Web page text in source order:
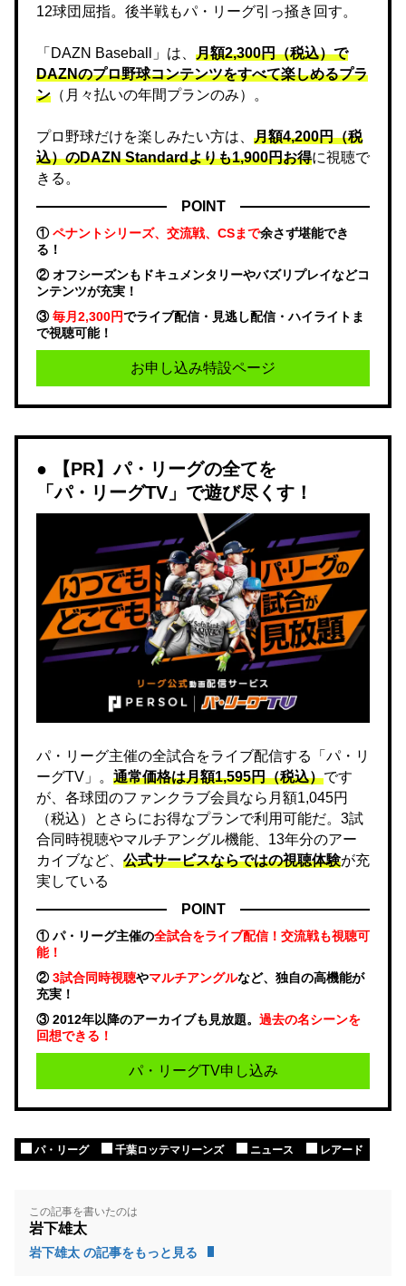
12球団屈指。後半戦もパ・リーグ引っ掻き回す。
「DAZN Baseball」は、 月額2,300円（税込）で
DAZNのプロ野球コンテンツをすべて楽しめるプラ
ン （月々払いの年間プランのみ）。
プロ野球だけを楽しみたい方は、 月額4,200円（税
込）のDAZN Standard​よりも1,900円お得に視聴で
きる。
POINT
①ペナントシリーズ、交流戦、CSまで余さず堪能でき
る！
② オフシーズンもドキュメンタリーやバズリプレイなどコ
ンテンツが充実！
③毎月2,300円でライブ配信・見逃し配信・ハイライトま
で視聴可能！
お申し込み特設ページ
【PR】パ・リーグの全てを
「パ・リーグTV」で遊び尽くす！
パ・リーグ主催の全試合をライブ配信する「パ・リ
ーグTV」。 通常価格は月額1,595円（税込）です
が、各球団のファンクラブ会員なら月額1,045円
（税込）とさらにお得なプランで利用可能だ。3試
合同時視聴やマルチアングル機能、13年分のアー
カイブなど、 公式サービスならではの視聴体験が充
実している
POINT
① パ・リーグ主催の全試合をライブ配信！交流戦も視聴可
能！
②3試合同時視聴やマルチアングルなど、独自の高機能が
充実！
③ 2012年以降のアーカイブも見放題。 過去の名シーンを
回想できる！
パ・リーグTV申し込み
パ・リーグ 千葉ロッテマリーンズ ニュース レアード
この記事を書いたのは
岩下雄太
岩下雄太 の記事をもっと見る